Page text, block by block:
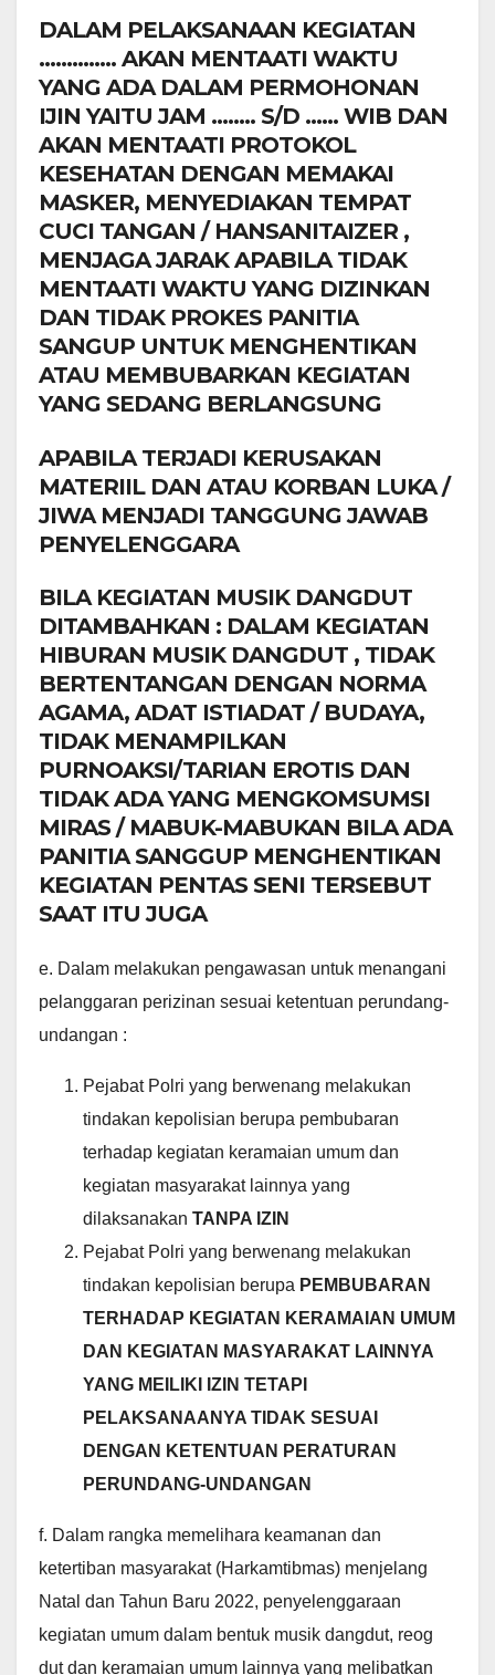
DALAM PELAKSANAAN KEGIATAN
………….. AKAN MENTAATI WAKTU
YANG ADA DALAM PERMOHONAN
IJIN YAITU JAM …….. S/D …… WIB DAN
AKAN MENTAATI PROTOKOL
KESEHATAN DENGAN MEMAKAI
MASKER, MENYEDIAKAN TEMPAT
CUCI TANGAN / HANSANITAIZER ,
MENJAGA JARAK APABILA TIDAK
MENTAATI WAKTU YANG DIZINKAN
DAN TIDAK PROKES PANITIA
SANGUP UNTUK MENGHENTIKAN
ATAU MEMBUBARKAN KEGIATAN
YANG SEDANG BERLANGSUNG
APABILA TERJADI KERUSAKAN
MATERIIL DAN ATAU KORBAN LUKA /
JIWA MENJADI TANGGUNG JAWAB
PENYELENGGARA
BILA KEGIATAN MUSIK DANGDUT
DITAMBAHKAN : DALAM KEGIATAN
HIBURAN MUSIK DANGDUT , TIDAK
BERTENTANGAN DENGAN NORMA
AGAMA, ADAT ISTIADAT / BUDAYA,
TIDAK MENAMPILKAN
PURNOAKSI/TARIAN EROTIS DAN
TIDAK ADA YANG MENGKOMSUMSI
MIRAS / MABUK-MABUKAN BILA ADA
PANITIA SANGGUP MENGHENTIKAN
KEGIATAN PENTAS SENI TERSEBUT
SAAT ITU JUGA
e. Dalam melakukan pengawasan untuk menangani
pelanggaran perizinan sesuai ketentuan perundang-
undangan :
Pejabat Polri yang berwenang melakukan
tindakan kepolisian berupa pembubaran
terhadap kegiatan keramaian umum dan
kegiatan masyarakat lainnya yang
dilaksanakan TANPA IZIN
Pejabat Polri yang berwenang melakukan
tindakan kepolisian berupa PEMBUBARAN
TERHADAP KEGIATAN KERAMAIAN UMUM
DAN KEGIATAN MASYARAKAT LAINNYA
YANG MEILIKI IZIN TETAPI
PELAKSANAANYA TIDAK SESUAI
DENGAN KETENTUAN PERATURAN
PERUNDANG-UNDANGAN
f. Dalam rangka memelihara keamanan dan
ketertiban masyarakat (Harkamtibmas) menjelang
Natal dan Tahun Baru 2022, penyelenggaraan
kegiatan umum dalam bentuk musik dangdut, reog
dut dan keramaian umum lainnya yang melibatkan